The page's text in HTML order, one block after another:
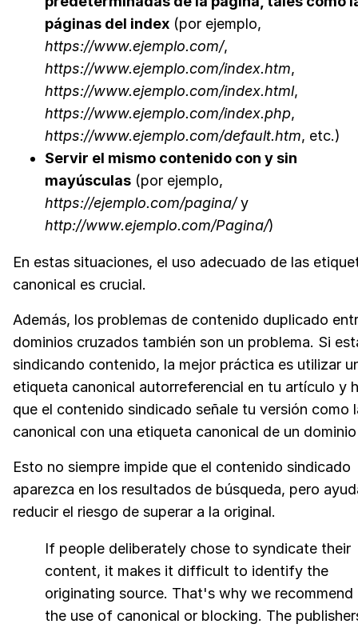
páginas del index (por ejemplo,
https://www.ejemplo.com/,
https://www.ejemplo.com/index.htm,
https://www.ejemplo.com/index.html,
https://www.ejemplo.com/index.php,
https://www.ejemplo.com/default.htm, etc.)
Servir el mismo contenido con y sin
mayúsculas (por ejemplo,
https://ejemplo.com/pagina/y
http://www.ejemplo.com/Pagina/)
En estas situaciones, el uso adecuado de las
canonical es crucial.
Además, los problemas de contenido duplicado
dominios cruzados también son un problema. Si
sindicando contenido, la mejor práctica es utilizar
etiqueta canonical autorreferencial en tu artículo y
que el contenido sindicado señale tu versión como
canonical con una etiqueta canonical de un
Esto no siempre impide que el contenido sindicado
aparezca en los resultados de búsqueda, pero
reducir el riesgo de superar a la original.
If people deliberately chose to syndicate their
content, it makes it difficult to identify the
originating source. That's why we recommend
the use of canonical or blocking. The